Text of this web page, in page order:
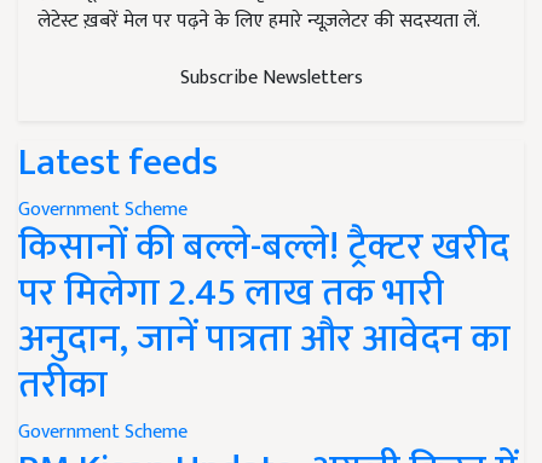
लेटेस्ट ख़बरें मेल पर पढ़ने के लिए हमारे न्यूज़लेटर की सदस्यता लें.
Subscribe Newsletters
Latest feeds
Government Scheme
किसानों की बल्ले-बल्ले! ट्रैक्टर खरीद
पर मिलेगा 2.45 लाख तक भारी
अनुदान, जानें पात्रता और आवेदन का
तरीका
Government Scheme